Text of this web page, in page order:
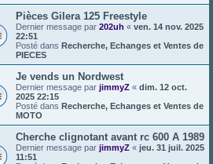
Pièces Gilera 125 Freestyle
Dernier message par 202uh « ven. 14 nov. 2025
22:51
Posté dans Recherche, Echanges et Ventes de
PIECES
Je vends un Nordwest
Dernier message par jimmyZ « dim. 12 oct.
2025 22:15
Posté dans Recherche, Echanges et Ventes de
MOTO
Cherche clignotant avant rc 600 A 1989
Dernier message par jimmyZ « jeu. 31 juil. 2025
11:51